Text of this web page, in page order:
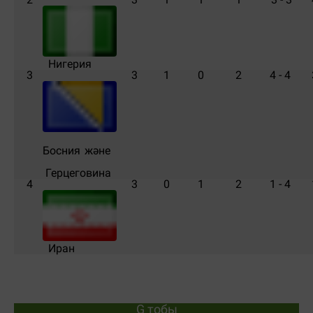
Нигерия
3
Босния және
Герцеговина
3 1 0 2 4 - 4
4
Иран
3 0 1 2 1 - 4
G тобы